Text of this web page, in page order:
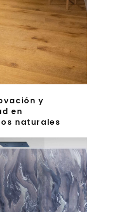
y
en
naturales